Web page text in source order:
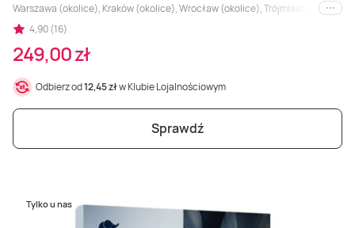
Warszawa (okolice), Kraków (okolice), Wrocław (okolice), Trójmiasto
i inne
4,90 (16)
249,00 zł
Odbierz od12,45 złw Klubie Lojalnościowym
Sprawdź
Tylko u nas